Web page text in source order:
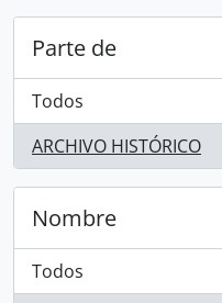
Parte de
Todos
ARCHIVO HISTÓRICO
, 438 resultados
Nombre
Todos